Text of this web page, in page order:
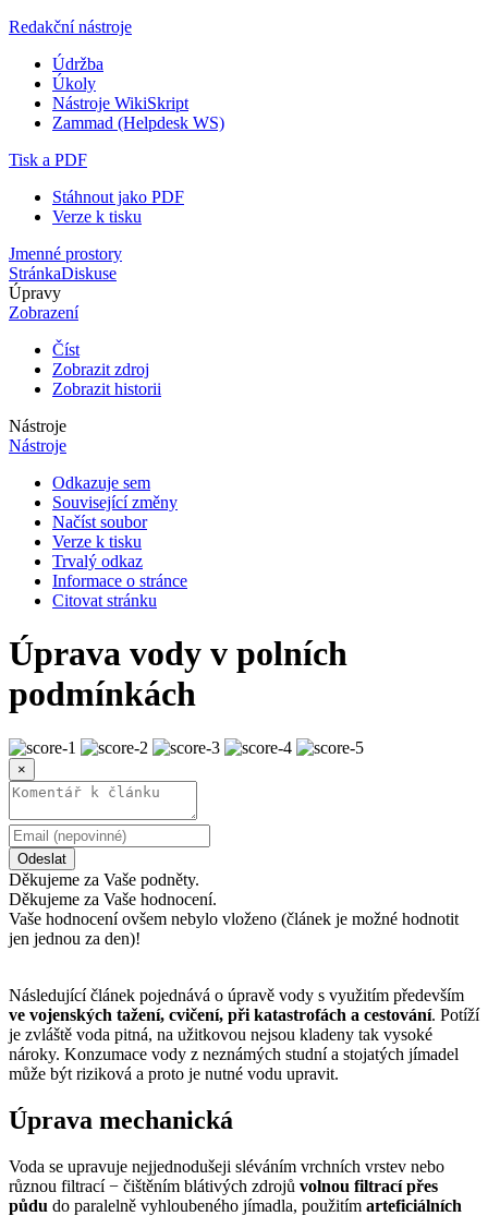
Redakční nástroje
Údržba
Úkoly
Nástroje WikiSkript
Zammad (Helpdesk WS)
Tisk a PDF
Stáhnout jako PDF
Verze k tisku
Jmenné prostory
StránkaDiskuse
Úpravy
Zobrazení
Číst
Zobrazit zdroj
Zobrazit historii
Nástroje
Nástroje
Odkazuje sem
Související změny
Načíst soubor
Verze k tisku
Trvalý odkaz
Informace o stránce
Citovat stránku
Úprava vody v polních
podmínkách
×
Odeslat
Děkujeme za Vaše podněty.
Děkujeme za Vaše hodnocení.
Vaše hodnocení ovšem nebylo vloženo (článek je možné hodnotit
jen jednou za den)!
Následující článek pojednává o úpravě vody s využitím především
ve vojenských tažení, cvičení, při katastrofách a cestování. Potíží
je zvláště voda pitná, na užitkovou nejsou kladeny tak vysoké
nároky. Konzumace vody z neznámých studní a stojatých jímadel
může být riziková a proto je nutné vodu upravit.
Úprava mechanická
Voda se upravuje nejjednodušeji sléváním vrchních vrstev nebo
různou filtrací − čištěním blátivých zdrojů volnou filtrací přes
půdu do paralelně vyhloubeného jímadla, použitím arteficiálních